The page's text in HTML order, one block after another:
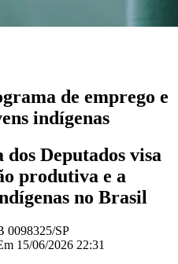
de emprego e
indígenas
Deputados visa
produtiva e a
no Brasil
15/06/2026 22:31